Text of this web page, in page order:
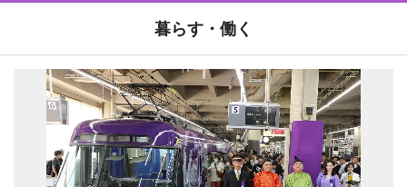
暮らす・働く